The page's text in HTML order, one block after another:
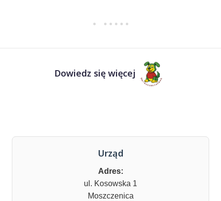
Dowiedz się więcej
Urząd
Adres:
ul. Kosowska 1
Moszczenica